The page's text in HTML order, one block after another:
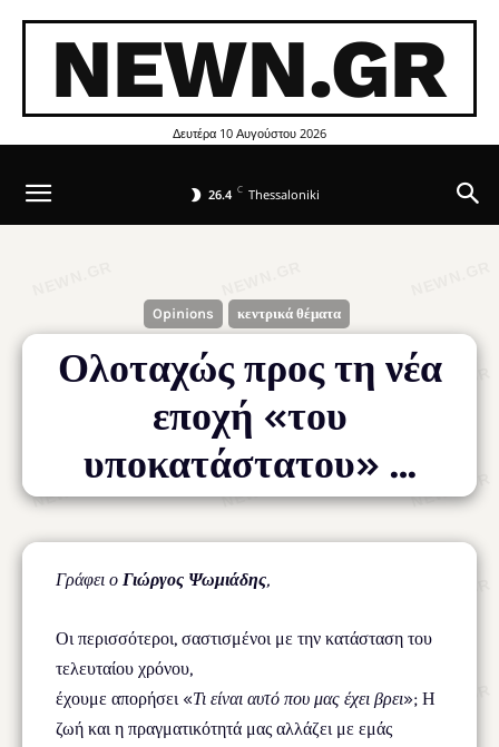
NEWN.GR
Δευτέρα 10 Αυγούστου 2026
26.4 C Thessaloniki
Opinions κεντρικά θέματα
Ολοταχώς προς τη νέα
εποχή «του
υποκατάστατου» …
Γράφει ο Γιώργος Ψωμιάδης,
Οι περισσότεροι, σαστισμένοι με την κατάσταση του
τελευταίου χρόνου,
έχουμε απορήσει «Τι είναι αυτό που μας έχει βρει»; Η
ζωή και η πραγματικότητά μας αλλάζει με εμάς